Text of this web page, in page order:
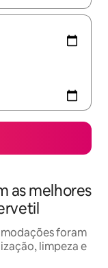
as melhores
foram
limpeza e